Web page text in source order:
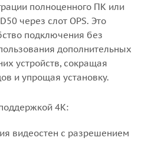
полноценного ПК или
через слот OPS. Это
подключения без
дополнительных
устройств, сокращая
и упрощая установку.
4K:
видеостен с разрешением